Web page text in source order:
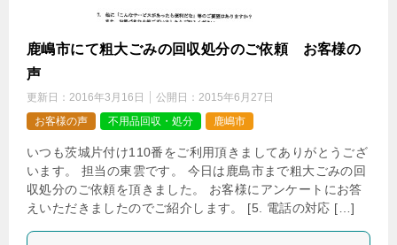
鹿嶋市にて粗大ごみの回収処分のご依頼 お客様の
声
更新日： 2016年3月16日 公開日： 2015年6月27日
お客様の声
不用品回収・処分 鹿嶋市
いつも茨城片付け110番をご利用頂きましてありがとうござ
います。 担当の東雲です。 今日は鹿島市まで粗大ごみの回
収処分のご依頼を頂きました。 お客様にアンケートにお答
えいただきましたのでご紹介します。 [5. 電話の対応 […]